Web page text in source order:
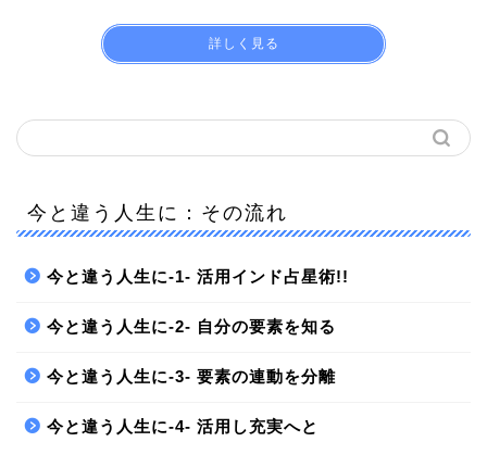
詳しく見る
今と違う人生に：その流れ
今と違う人生に-1- 活用インド占星術!!
今と違う人生に-2- 自分の要素を知る
今と違う人生に-3- 要素の連動を分離
今と違う人生に-4- 活用し充実へと